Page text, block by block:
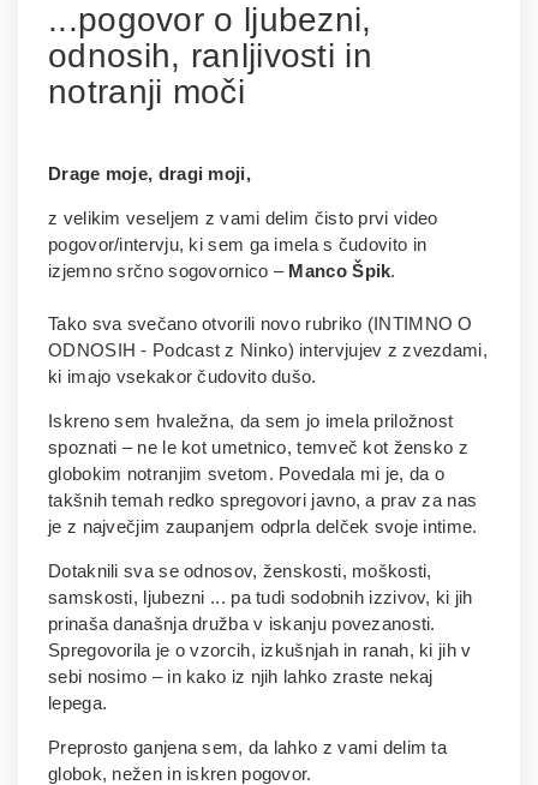
...pogovor o ljubezni,
odnosih, ranljivosti in
notranji moči
Drage moje, dragi moji,
z velikim veseljem z vami delim čisto prvi video
pogovor/intervju, ki sem ga imela s čudovito in
izjemno srčno sogovornico – Manco Špik.
Tako sva svečano otvorili novo rubriko (INTIMNO O
ODNOSIH - Podcast z Ninko) intervjujev z zvezdami,
ki imajo vsekakor čudovito dušo.
Iskreno sem hvaležna, da sem jo imela priložnost
spoznati – ne le kot umetnico, temveč kot žensko z
globokim notranjim svetom. Povedala mi je, da o
takšnih temah redko spregovori javno, a prav za nas
je z največjim zaupanjem odprla delček svoje intime.
Dotaknili sva se odnosov, ženskosti, moškosti,
samskosti, ljubezni ... pa tudi sodobnih izzivov, ki jih
prinaša današnja družba v iskanju povezanosti.
Spregovorila je o vzorcih, izkušnjah in ranah, ki jih v
sebi nosimo – in kako iz njih lahko zraste nekaj
lepega.
Preprosto ganjena sem, da lahko z vami delim ta
globok, nežen in iskren pogovor.